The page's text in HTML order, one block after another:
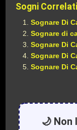
Sogni
Sognare Di
Sognare di
Sognare Di
Sognare Di
Sognare Di
🌙